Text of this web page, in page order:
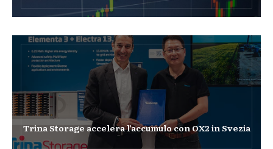
Trina Storage accelera l’accumulo con OX2 in Svezia